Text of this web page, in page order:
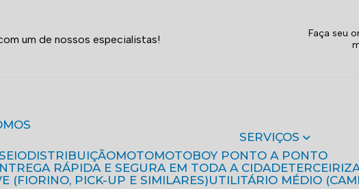
um de nossos especialistas!
Faça seu
SERVIÇOS
DISTRIBUIÇÃO MOTO
MOTOBOY PONTO A PONTO
RÁPIDA E SEGURA EM TODA A CIDADE
(FIORINO, PICK-UP E SIMILARES)
UTILITÁRIO MÉDIO